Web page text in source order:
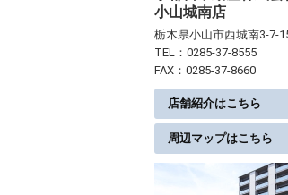
小山城南店
栃木県小山市西城南3-7-
TEL：0285-37-8555
FAX：0285-37-8660
店舗紹介はこちら
周辺マップはこちら